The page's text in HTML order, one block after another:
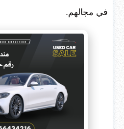
في مجالهم.